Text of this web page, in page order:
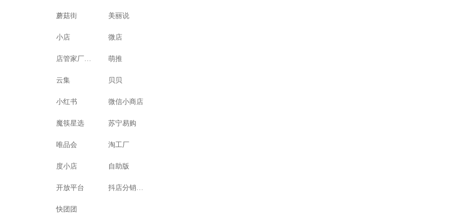
蘑菇街 美丽说
小店 微店
店管家厂商代发 萌推
云集 贝贝
小红书 微信小商店
魔筷星选 苏宁易购
唯品会 淘工厂
度小店 自助版
开放平台 抖店分销代发
快团团